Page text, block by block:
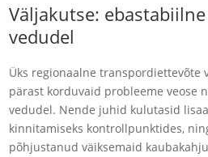
Väljakutse:
vedudel
Üks regionaalne transpordiettevõte
pärast korduvaid probleeme veose
vedudel. Nende juhid kulutasid
kinnitamiseks kontrollpunktides,
põhjustanud väiksemaid